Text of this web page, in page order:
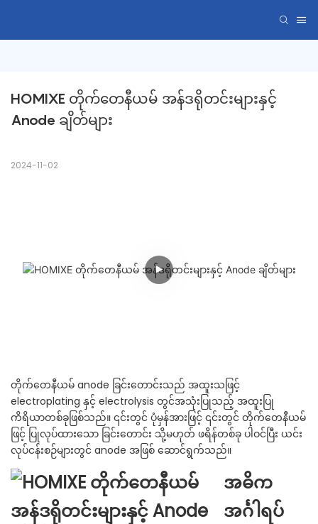
HOMIXE တိုက်တေနီယမ် အန်ဒရိုတင်းများနှင့်
Anode ချိတ်များ
2024-11-02
တိုက်တေနီယမ် anode ခြင်းတောင်းသည် အထူးသဖြင့်
electroplating နှင့် electrolysis တွင်အသုံးပြုသည့် အထူးပြု
ကိရိယာတစ်ခုဖြစ်သည်။ ၎င်းတွင် ပုံမှန်အားဖြင့် ၎င်းတွင် တိုက်တေနီယမ်
ဖြင့် ပြုလုပ်ထားသော ခြင်းတောင်း သို့မဟုတ် ဖရိန်တစ်ခု ပါဝင်ပြီး ယင်း
လုပ်ငန်းစဉ်များတွင် anode အဖြစ် ဆောင်ရွက်သည်။
အဓိက
အင်္ဂါရပ်